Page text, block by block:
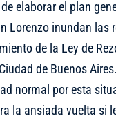
elaborar el plan
Lorenzo inundan las
de la Ley de
de Buenos
normal por esta
la ansiada vuelta si